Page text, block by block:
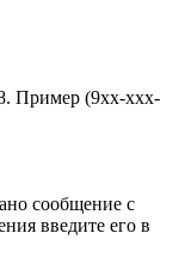
Пример (9хх-ххх-
сообщение с
введите его в